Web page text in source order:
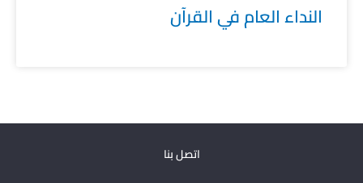
النداء العام في القرآن
اتصل بنا